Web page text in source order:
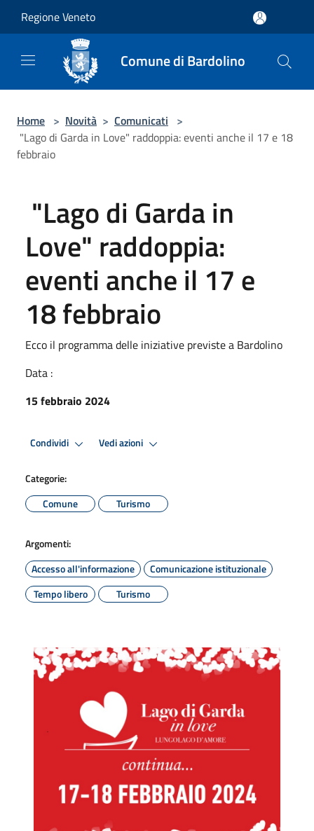
Regione Veneto
Comune di Bardolino
Home > Novità > Comunicati >
"Lago di Garda in Love" raddoppia: eventi anche il 17 e 18
febbraio
"Lago di Garda in
Love" raddoppia:
eventi anche il 17 e
18 febbraio
Ecco il programma delle iniziative previste a Bardolino
Data :
15 febbraio 2024
Condividi Vedi azioni
Categorie:
Comune
Turismo
Argomenti:
Accesso all'informazione
Comunicazione istituzionale
Tempo libero
Turismo